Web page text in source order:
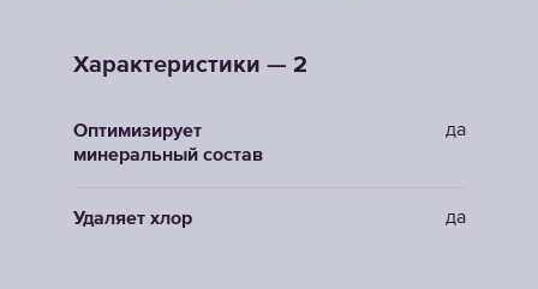
Характеристики — 2
Оптимизирует
минеральный состав
да
Удаляет хлор да